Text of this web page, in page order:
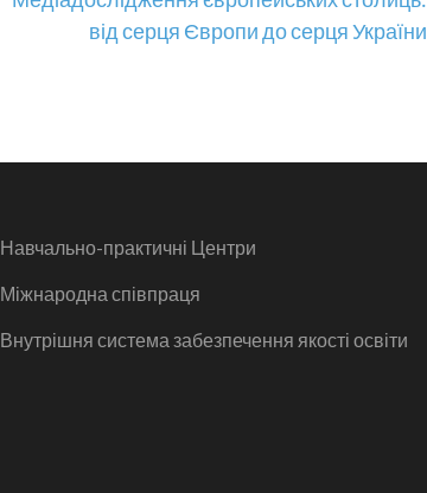
від серця Європи до серця України
Навчально-практичні Центри
Міжнародна співпраця
Внутрішня система забезпечення якості освіти